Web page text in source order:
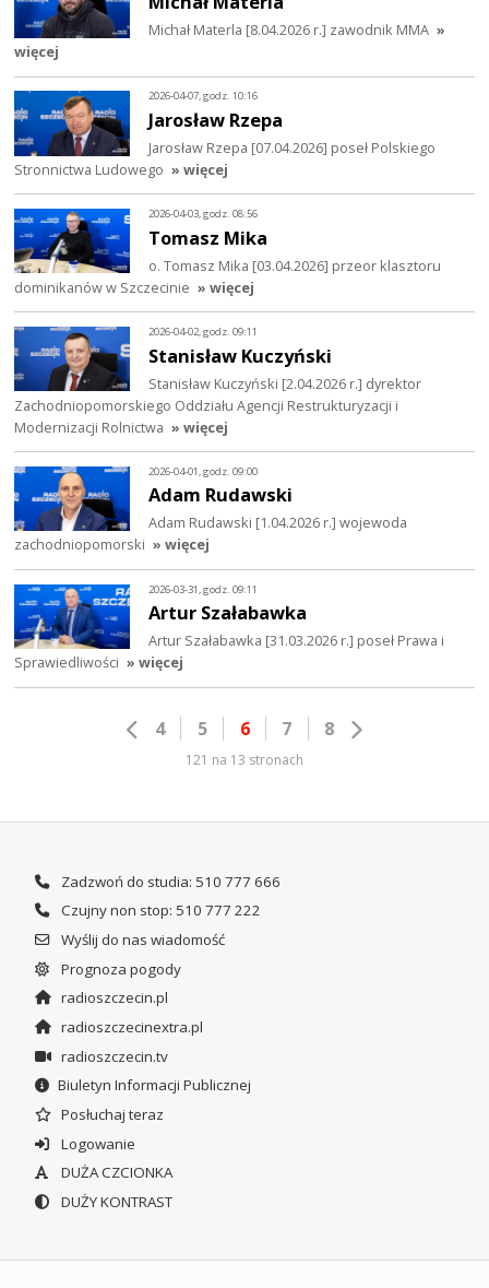
Michał Materla [8.04.2026 r.] zawodnik MMA »
więcej
2026-04-07, godz. 10:16
Jarosław Rzepa
Jarosław Rzepa [07.04.2026] poseł Polskiego
Stronnictwa Ludowego » więcej
2026-04-03, godz. 08:56
Tomasz Mika
o. Tomasz Mika [03.04.2026] przeor klasztoru
dominikanów w Szczecinie » więcej
2026-04-02, godz. 09:11
Stanisław Kuczyński
Stanisław Kuczyński [2.04.2026 r.] dyrektor
Zachodniopomorskiego Oddziału Agencji Restrukturyzacji i
Modernizacji Rolnictwa » więcej
2026-04-01, godz. 09:00
Adam Rudawski
Adam Rudawski [1.04.2026 r.] wojewoda
zachodniopomorski » więcej
2026-03-31, godz. 09:11
Artur Szałabawka
Artur Szałabawka [31.03.2026 r.] poseł Prawa i
Sprawiedliwości » więcej
4 5 6 7 8
121 na 13 stronach
Zadzwoń do studia: 510 777 666
Czujny non stop: 510 777 222
Wyślij do nas wiadomość
Prognoza pogody
radioszczecin.pl
radioszczecinextra.pl
radioszczecin.tv
Biuletyn Informacji Publicznej
Posłuchaj teraz
Logowanie
DUŻA CZCIONKA
DUŻY KONTRAST